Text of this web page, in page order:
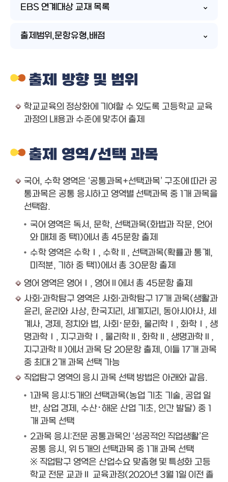
EBS 연계대상 교재 목록
출제범위,문항유형,배점
출제 방향 및 범위
학교교육의 정상화에 기여할 수 있도록 고등학교 교육
과정의 내용과 수준에 맞추어 출제
출제 영역/선택 과목
국어, 수학 영역은 ‘공통과목+선택과목’ 구조에 따라 공
통과목은 공통 응시하고 영역별 선택과목 중 1개 과목을
선택함.
국어 영역은 독서, 문학, 선택과목(화법과 작문, 언어
와 매체 중 택1)에서 총 45문항 출제
수학 영역은 수학Ⅰ, 수학Ⅱ, 선택과목(확률과 통계,
미적분, 기하 중 택1)에서 총 30문항 출제
영어 영역은 영어Ⅰ, 영어Ⅱ에서 총 45문항 출제
사회·과학탐구 영역은 사회·과학탐구 17개 과목(생활과
윤리, 윤리와 사상, 한국지리, 세계지리, 동아시아사, 세
계사, 경제, 정치와 법, 사회･문화, 물리학Ⅰ, 화학Ⅰ, 생
명과학Ⅰ, 지구과학Ⅰ, 물리학Ⅱ, 화학Ⅱ, 생명과학Ⅱ,
지구과학Ⅱ)에서 과목 당 20문항 출제, 이들 17개 과목
중 최대 2개 과목 선택 가능
직업탐구 영역의 응시 과목 선택 방법은 아래와 같음.
1과목 응시:5개의 선택과목(농업 기초 기술, 공업 일
반, 상업 경제, 수산･해운 산업 기초, 인간 발달) 중 1
개 과목 선택
2과목 응시:전문 공통과목인 ‘성공적인 직업생활’은
공통 응시, 위 5개의 선택과목 중 1개 과목 선택
※ 직업탐구 영역은 산업수요 맞춤형 및 특성화 고등
학교 전문 교과Ⅱ 교육과정(2020년 3월 1일 이전 졸